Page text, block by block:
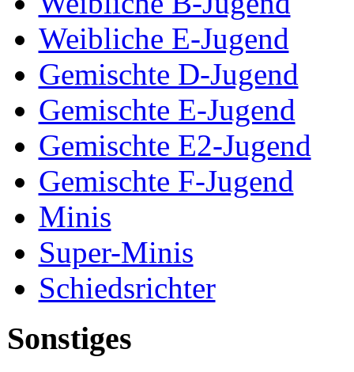
Weibliche E-Jugend
Gemischte D-Jugend
Gemischte E-Jugend
Gemischte E2-Jugend
Gemischte F-Jugend
Minis
Super-Minis
Schiedsrichter
Sonstiges